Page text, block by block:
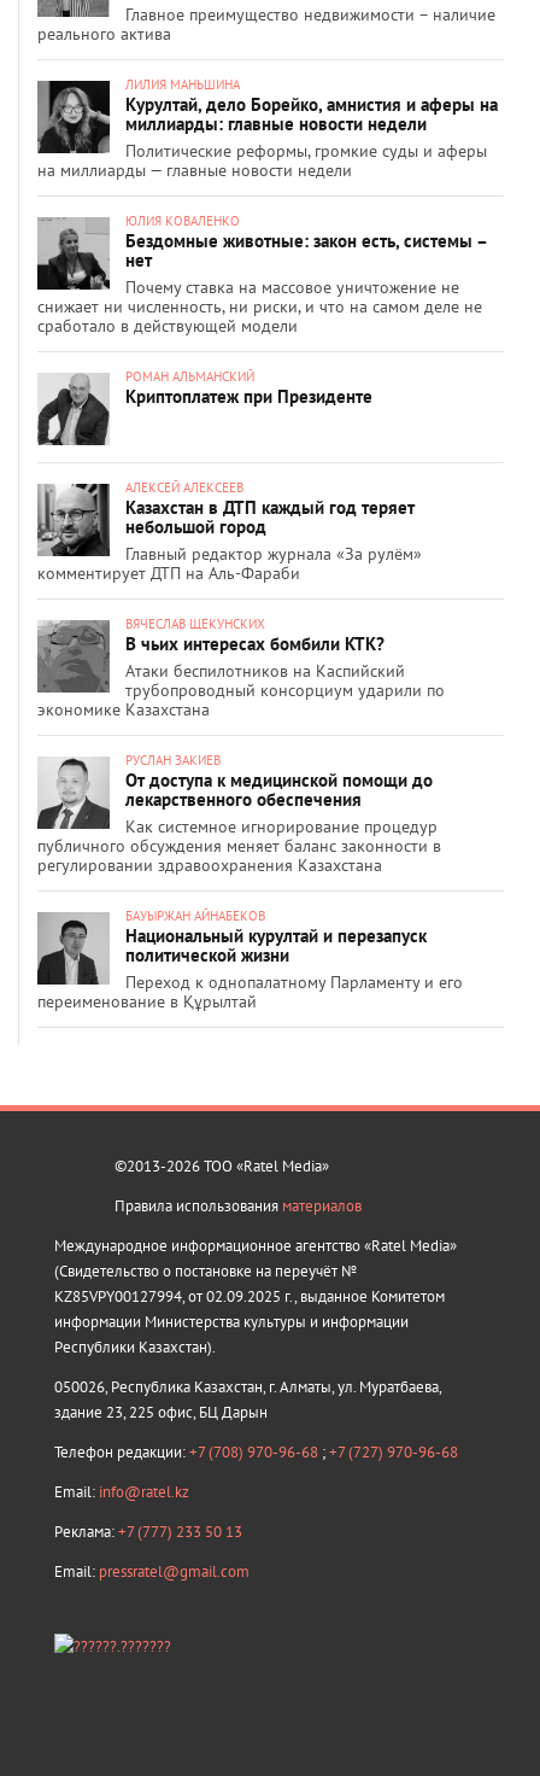
Главное преимущество недвижимости – наличие
реального актива
ЛИЛИЯ МАНЬШИНА
Курултай, дело Борейко, амнистия и аферы на
миллиарды: главные новости недели
Политические реформы, громкие суды и аферы
на миллиарды — главные новости недели
ЮЛИЯ КОВАЛЕНКО
Бездомные животные: закон есть, системы –
нет
Почему ставка на массовое уничтожение не
снижает ни численность, ни риски, и что на самом деле не
сработало в действующей модели
РОМАН АЛЬМАНСКИЙ
Криптоплатеж при Президенте
АЛЕКСЕЙ АЛЕКСЕЕВ
Казахстан в ДТП каждый год теряет
небольшой город
Главный редактор журнала «За рулём»
комментирует ДТП на Аль-Фараби
ВЯЧЕСЛАВ ЩЕКУНСКИХ
В чьих интересах бомбили КТК?
Атаки беспилотников на Каспийский
трубопроводный консорциум ударили по
экономике Казахстана
РУСЛАН ЗАКИЕВ
От доступа к медицинской помощи до
лекарственного обеспечения
Как системное игнорирование процедур
публичного обсуждения меняет баланс законности в
регулировании здравоохранения Казахстана
БАУЫРЖАН АЙНАБЕКОВ
Национальный курултай и перезапуск
политической жизни
Переход к однопалатному Парламенту и его
переименование в Құрылтай
©2013-2026 ТОО «Ratel Media»
Правила использования материалов
Международное информационное агентство «Ratel Media»
(Свидетельство о постановке на переучёт №
KZ85VPY00127994, от 02.09.2025 г., выданное Комитетом
информации Министерства культуры и информации
Республики Казахстан).
050026, Республика Казахстан, г. Алматы, ул. Муратбаева,
здание 23, 225 офис, БЦ Дарын
Телефон редакции:+7 (708) 970-96-68 ;+7 (727) 970-96-68
Email: info@ratel.kz
Реклама:+7 (777) 233 50 13
Email: pressratel@gmail.com